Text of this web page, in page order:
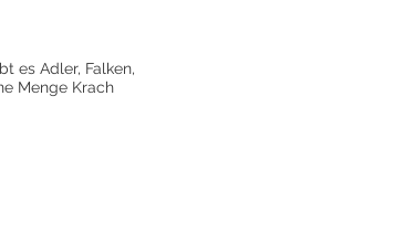
es Adler, Falken,
Menge Krach